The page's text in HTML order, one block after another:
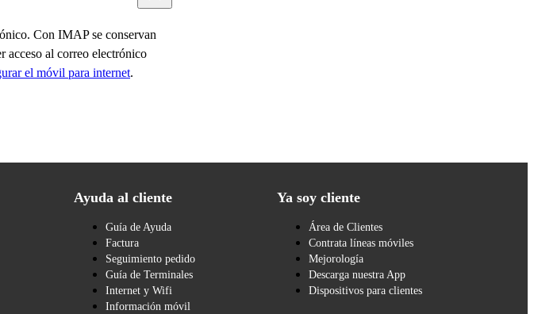
Con IMAP se conservan
acceso al correo electrónico
el móvil para internet.
Ayuda al cliente
Guía de Ayuda
Factura
Seguimiento pedido
Guía de Terminales
Internet y Wifi
Información móvil
Ya soy cliente
Área de Clientes
Contrata líneas móviles
Mejorología
Descarga nuestra App
Dispositivos para clientes